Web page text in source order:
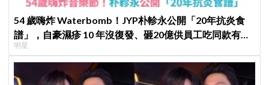
54 歲嗨炸 Waterbomb！JYP朴軫永公開「20年抗炎食
譜」，自豪濕疹 10 年沒復發、砸20億供員工吃同款有機
餐
明星